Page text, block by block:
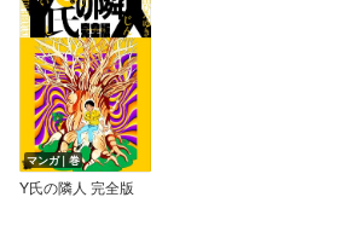
マンガ｜巻
Y氏の隣人 完全版